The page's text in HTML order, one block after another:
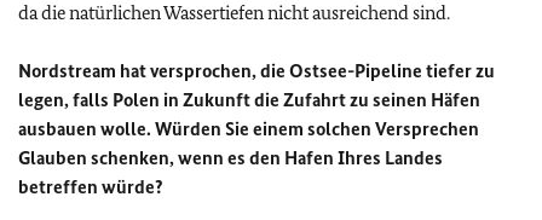
da die natürlichen Wassertiefen nicht ausreichend sind.
Nordstream hat versprochen, die Ostsee-Pipeline tiefer zu
legen, falls Polen in Zukunft die Zufahrt zu seinen Häfen
ausbauen wolle. Würden Sie einem solchen Versprechen
Glauben schenken, wenn es den Hafen Ihres Landes
betreffen würde?